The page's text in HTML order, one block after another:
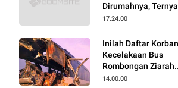
Dirumahnya,
Anaknya Pulang
17.24.00
Inilah Daftar Korban
Kecelakaan Bus
Rombongan Ziarah
Walisongo Pesantren
14.00.00